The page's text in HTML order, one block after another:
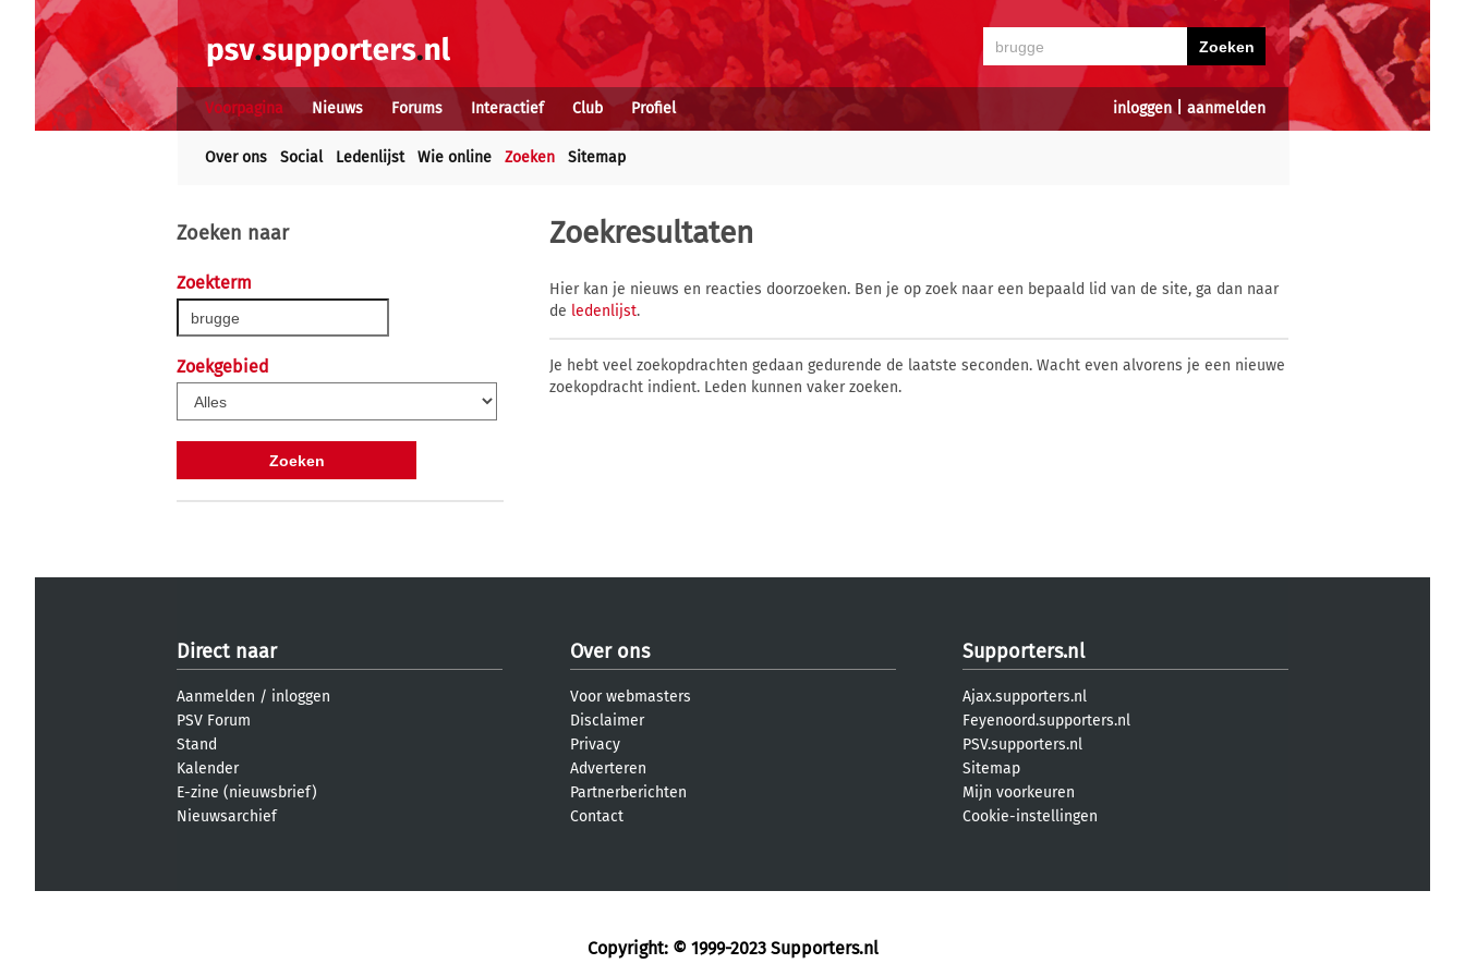
inloggen| aanmelden
Voorpagina Nieuws Forums Interactief Club Profiel
Over ons Social Ledenlijst Wie online Zoeken Sitemap
Zoeken naar
Zoekterm
Zoekgebied
Zoekresultaten
Hier kan je nieuws en reacties doorzoeken. Ben je op zoek naar een bepaald lid van de site, ga dan naar
de ledenlijst.
Je hebt veel zoekopdrachten gedaan gedurende de laatste seconden. Wacht even alvorens je een nieuwe
zoekopdracht indient. Leden kunnen vaker zoeken.
Direct naar
Aanmelden / inloggen
PSV Forum
Stand
Kalender
E-zine (nieuwsbrief)
Nieuwsarchief
Over ons
Voor webmasters
Disclaimer
Privacy
Adverteren
Partnerberichten
Contact
Supporters.nl
Ajax.supporters.nl
Feyenoord.supporters.nl
PSV.supporters.nl
Sitemap
Mijn voorkeuren
Cookie-instellingen
Copyright: © 1999-2023 Supporters.nl